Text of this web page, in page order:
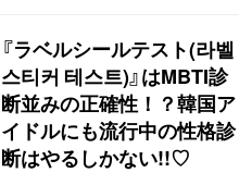
『ラベルシールテスト(라벨
스티커 테스트)』はMBTI診
断並みの正確性！？韓国ア
イドルにも流行中の性格診
断はやるしかない!!♡